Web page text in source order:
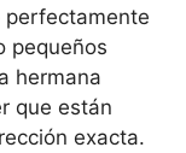
perfectamente
pequeños
hermana
que están
exacta.